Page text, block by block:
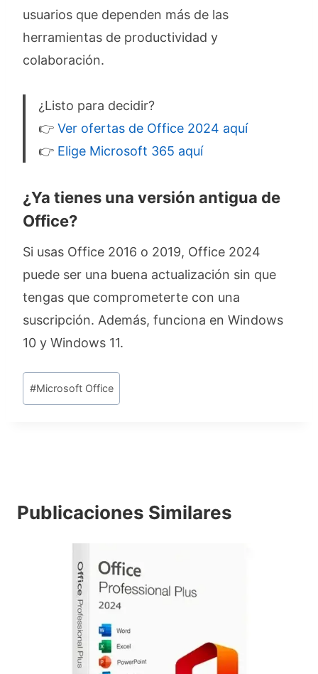
usuarios que dependen más de las
herramientas de productividad y
colaboración.
¿Listo para decidir?
👉 Ver ofertas de Office 2024 aquí
👉 Elige Microsoft 365 aquí
¿Ya tienes una versión antigua de
Office?
Si usas Office 2016 o 2019, Office 2024
puede ser una buena actualización sin que
tengas que comprometerte con una
suscripción. Además, funciona en Windows
10 y Windows 11.
Etiquetas
de
#Microsoft Office
Publicaciones Similares